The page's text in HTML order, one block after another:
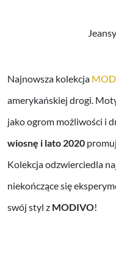
Najnowsza kolekcja
amerykańskiej drogi.
jako ogrom możliwości i
wiosnę i lato 2020
Kolekcja odzwierciedla
niekończące się
swój styl z MODIVO!